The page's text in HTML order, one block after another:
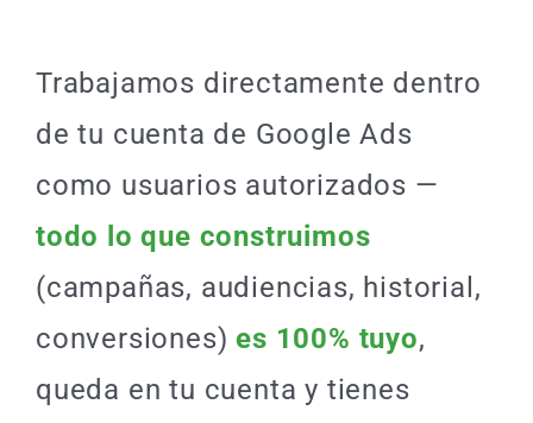
Trabajamos directamente dentro
de tu cuenta de Google Ads
como usuarios autorizados —
todo lo que construimos
(campañas, audiencias, historial,
conversiones)es 100% tuyo,
queda en tu cuenta y tienes